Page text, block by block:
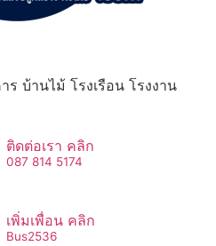
บ้านไม้ โรงเรือน โรงงาน
ติดต่อเรา คลิก
087 814 5174
เพิ่มเพื่อน คลิก
Bus2536​